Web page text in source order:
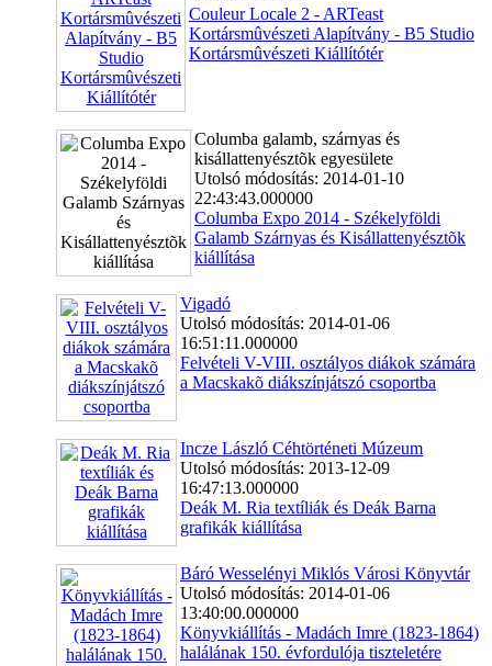
Couleur Locale 2 - ARTeast
Kortársmûvészeti Alapítvány - B5 Studio
Kortársmûvészeti Kiállítótér
Columba galamb, szárnyas és
kisállattenyésztõk egyesülete
Utolsó módosítás: 2014-01-10
22:43:43.000000
Columba Expo 2014 - Székelyföldi
Galamb Szárnyas és Kisállattenyésztõk
kiállítása
Vigadó
Utolsó módosítás: 2014-01-06
16:51:11.000000
Felvételi V-VIII. osztályos diákok számára
a Macskakõ diákszínjátszó csoportba
Incze László Céhtörténeti Múzeum
Utolsó módosítás: 2013-12-09
16:47:13.000000
Deák M. Ria textíliák és Deák Barna
grafikák kiállítása
Báró Wesselényi Miklós Városi Könyvtár
Utolsó módosítás: 2014-01-06
13:40:00.000000
Könyvkiállítás - Madách Imre (1823-1864)
halálának 150. évfordulója tiszteletére